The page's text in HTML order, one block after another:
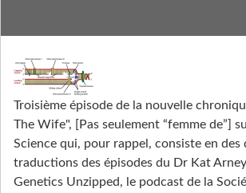
Troisième épisode de la nouvelle
The Wife", [Pas seulement “femme de”]
Science qui, pour rappel, consiste en des
traductions des épisodes du Dr Kat
Genetics Unzipped, le podcast de la